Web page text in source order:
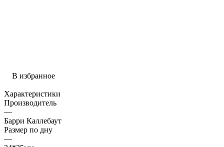
В избранное
Характеристики
Производитель
—
Барри Каллебаут
Размер по дну
—